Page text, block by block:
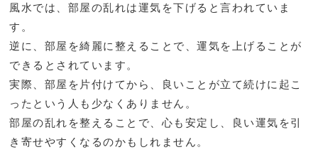
風水では、部屋の乱れは運気を下げると言われていま
す。
逆に、部屋を綺麗に整えることで、運気を上げることが
できるとされています。
実際、部屋を片付けてから、良いことが立て続けに起こ
ったという人も少なくありません。
部屋の乱れを整えることで、心も安定し、良い運気を引
き寄せやすくなるのかもしれません。